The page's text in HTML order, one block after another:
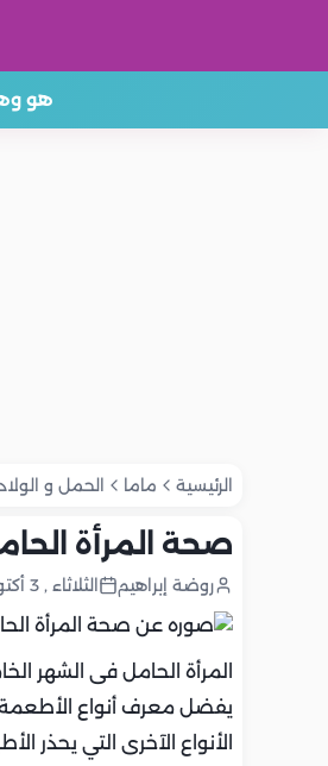
هو
الرئيسية ماما الحمل و
صحة المرأة
روضة إبراهيم الثلاثاء , 3 أكتوبر 2023 ,11:38 ص
المرأة الحامل فى الشهر
يفضل معرف أنواع الأطعمة
الأنواع الآخرى التي يحذر